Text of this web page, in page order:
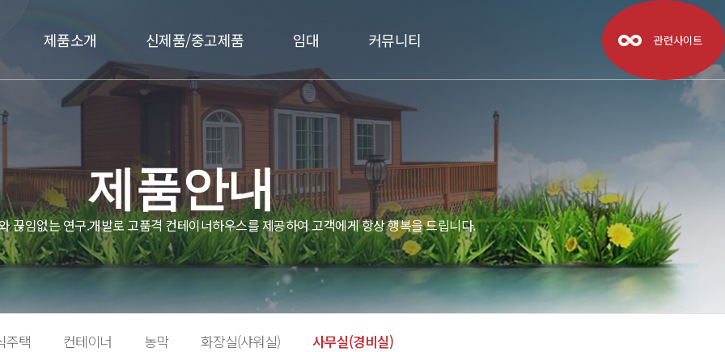
제품소개 신제품/중고제품 임대 커뮤니티 관련사이트
제품안내
끊임없는 연구.개발로 고품격 컨테이너하우스를 제공하여 고객에게 항상 행복을 드립니다.
주택 컨테이너 농막 화장실(샤워실) 사무실(경비실)